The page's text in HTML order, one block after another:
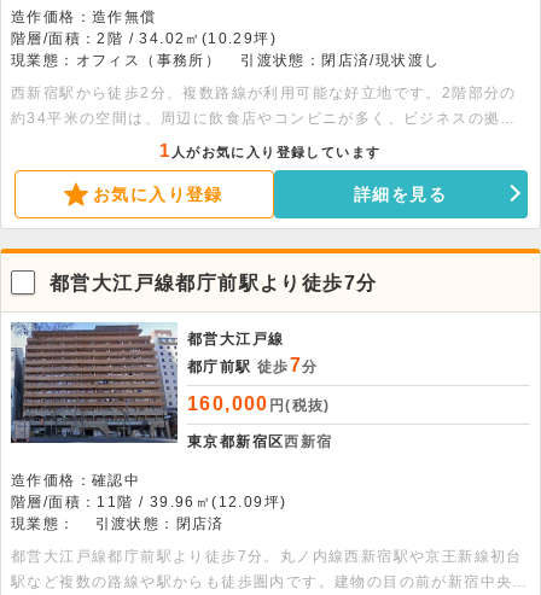
造作価格：造作無償
階層/面積：2階 / 34.02㎡(10.29坪)
現業態：オフィス（事務所）
引渡状態：閉店済/現状渡し
西新宿駅から徒歩2分、複数路線が利用可能な好立地です。2階部分の
約34平米の空間は、周辺に飲食店やコンビニが多く、ビジネスの拠点
に最適。まずはお気軽にご相談ください。
1 人がお気に入り登録しています
お気に入り登録 詳細を見る
都営大江戸線都庁前駅より徒歩7分
都営大江戸線
都庁前駅 徒歩7分
160,000 円(税抜)
東京都新宿区西新宿
造作価格：確認中
階層/面積：11階 / 39.96㎡(12.09坪)
現業態：
引渡状態：閉店済
都営大江戸線都庁前駅より徒歩7分。丸ノ内線西新宿駅や京王新線初台
駅など複数の路線や駅からも徒歩圏内です。建物の目の前が新宿中央公